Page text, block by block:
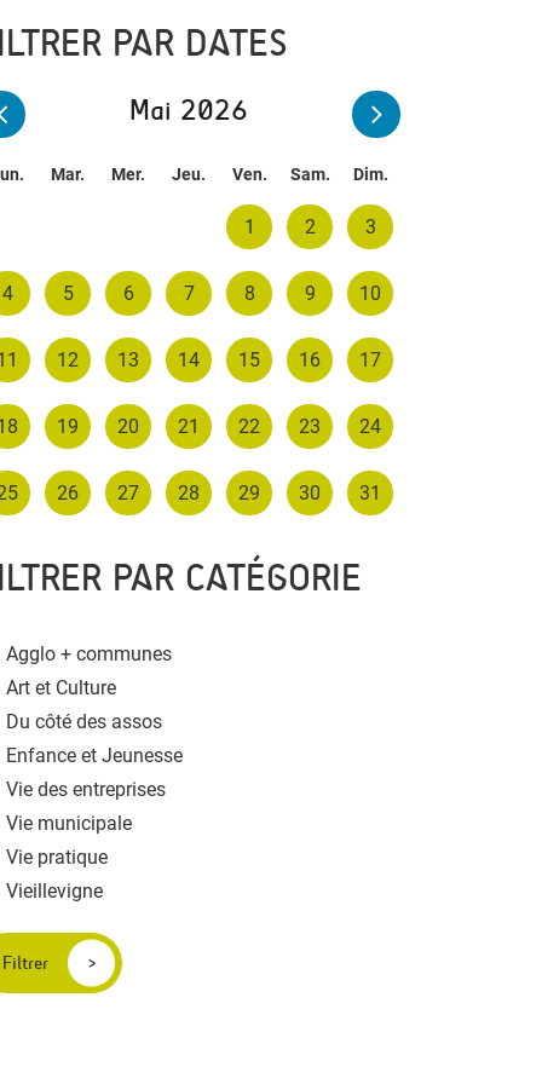
PAR DATES
Mai 2026
Mar. Mer. Jeu. Ven. Sam. Dim.
1 2 3
4 5 6 7 8 9 10
12 13 14 15 16 17
19 20 21 22 23 24
26 27 28 29 30 31
PAR CATÉGORIE
Agglo + communes
Art et Culture
Du côté des assos
Enfance et Jeunesse
Vie des entreprises
Vie municipale
Vie pratique
Vieillevigne
Filtrer